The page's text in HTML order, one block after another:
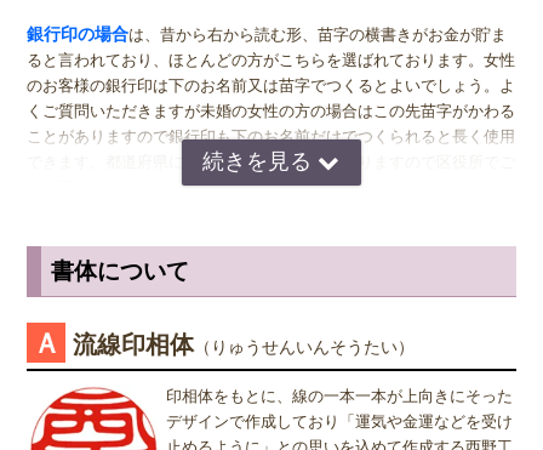
ほどではありませんでした。
とても気に入っております。ありがとうございました。
2026年07月21日
ニックネーム：ラプトル
注文番号：0629094414
商品名：シルバーチタン印鑑 13.5ミリ
入籍のため実印の変更で購入しました。サイトで色々な会社を検索し
ましたが、こちらの手書きの書に興味を持ちオリジナルの印を作成し
早い対応と素敵な文字の印鑑で、とても気に入りました。また機会が
あれば、こちらにお願いしたいです。
その他のご感想レビュー
女関係なく大きいものをおすすめします。代表者としての実印をお作
り下さい。印材によっては、21.0ミリもご用意しています。ご入用の
際は、各商品ページにてご確認ください。
銀行印の男性用は、16.5ミリがおすすめです。女性用は、13.5ミリ
小さ目の10.5ミリが無難かもしれません。女性用は、10.5ミリがおす
すめです。
※実印・銀行印・認印の表記は、当店で分類上分けさせて頂いており
ますが、銀行印をご注文された場合でも、実印や認印として、また
も問題ありません。ご使用用途は、お客様のご判断でご使用頂けま
す。
銀行印の場合は、昔から右から読む形、苗字の横書きがお金が貯ま
ると言われており、ほとんどの方がこちらを選ばれております。女性
のお客様の銀行印は下のお名前又は苗字でつくるとよいでしょう。よ
くご質問いただきますが未婚の女性の方の場合はこの先苗字がかわる
ことがありますので銀行印も下のお名前だけでつくられると長く使用
できます。都道府県により登録できない所もありますので区役所でご
が書いてあるのか読めるほうがいいかと思いますので当店では風格を
出すならテンショ体、味わい深いものなら読みやすい印相体をオスス
姓または名で、漢字1文字のお客様
『書体』をお選び頂く際、漢字一文字のお客様の場合は "たて" "ヨ
コ" どちらを選択すればよいのかお問い合わせを頂きます。 "たて"
"ヨコ" どちらを選んで頂いても、選択によりデザインが変わること
書体について
Ａ 流線印相体（りゅうせんいんそうたい）
印相体をもとに、線の一本一本が上向きにそった
デザインで作成しており「運気や金運などを受け